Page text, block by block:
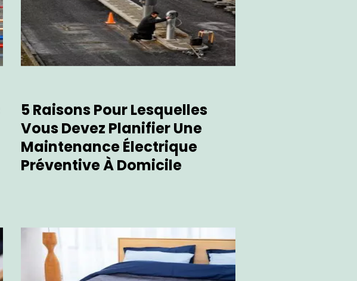
5 Raisons Pour Lesquelles
Vous Devez Planifier Une
Maintenance Électrique
Préventive À Domicile